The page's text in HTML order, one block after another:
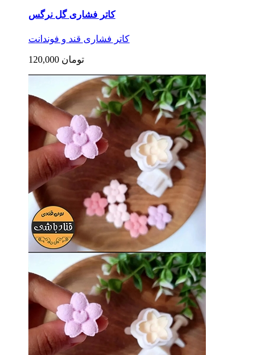
کاتر فشاری گل نرگس
کاتر فشاری قند و فوندانت
120,000 تومان